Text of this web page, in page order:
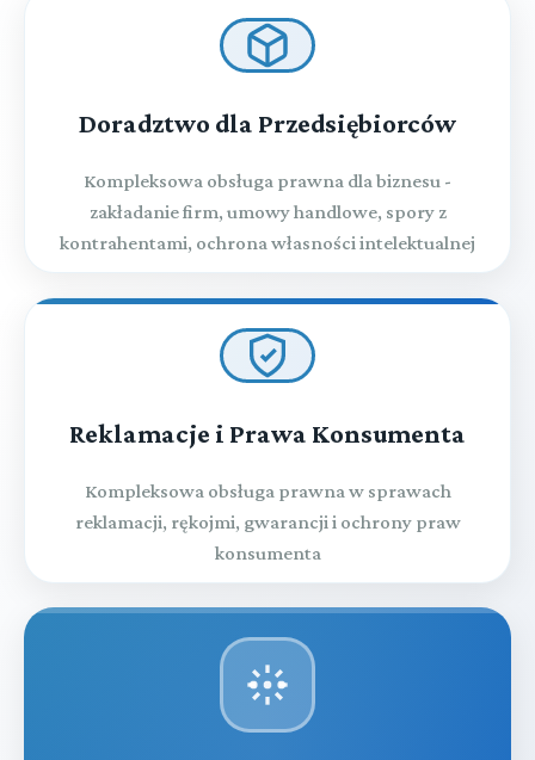
Doradztwo dla Przedsiębiorców
Kompleksowa obsługa prawna dla biznesu -
zakładanie firm, umowy handlowe, spory z
kontrahentami, ochrona własności intelektualnej
Reklamacje i Prawa Konsumenta
Kompleksowa obsługa prawna w sprawach
reklamacji, rękojmi, gwarancji i ochrony praw
konsumenta